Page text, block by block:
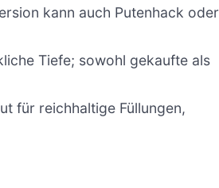
kann auch Putenhack oder
Tiefe; sowohl gekaufte als
für reichhaltige Füllungen,